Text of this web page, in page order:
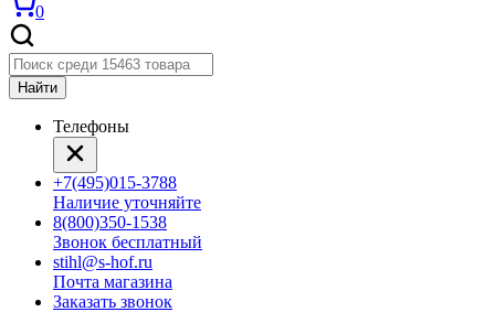
0
Найти
Телефоны
+7(495)015-3788
Наличие уточняйте
8(800)350-1538
Звонок бесплатный
stihl@s-hof.ru
Почта магазина
Заказать звонок